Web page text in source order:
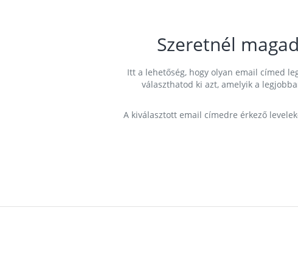
Szeretnél
Itt a lehetőség, hogy olyan email címed
választhatod ki azt, amelyik a
A kiválasztott email címedre érkező